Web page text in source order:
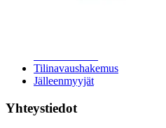
Tilinavaushakemus
Jälleenmyyjät
Yhteystiedot